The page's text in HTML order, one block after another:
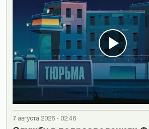
7 августа 2026 - 02:46